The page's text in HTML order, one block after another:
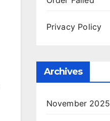
Privacy Policy
Archives
November 2025